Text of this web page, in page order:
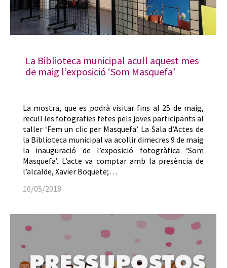
La Biblioteca municipal acull aquest mes
de maig l’exposició ‘Som Masquefa’
La mostra, que es podrà visitar fins al 25 de maig,
recull les fotografies fetes pels joves participants al
taller ‘Fem un clic per Masquefa’. La Sala d’Actes de
la Biblioteca municipal va acollir dimecres 9 de maig
la inauguració de l’exposició fotogràfica ‘Som
Masquefa’. L’acte va comptar amb la presència de
l’alcalde, Xavier Boquete;…
10/05/2018